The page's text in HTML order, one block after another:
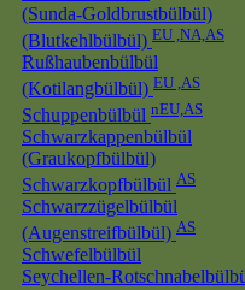
(Sunda-Goldbrustbülbül)
(Blutkehlbülbül) EU ,NA,AS
Rußhaubenbülbül
(Kotilangbülbül) EU ,AS
Schuppenbülbül nEU,AS
Schwarzkappenbülbül
(Graukopfbülbül)
Schwarzkopfbülbül AS
Schwarzzügelbülbül
(Augenstreifbülbül) AS
Schwefelbülbül
Seychellen-